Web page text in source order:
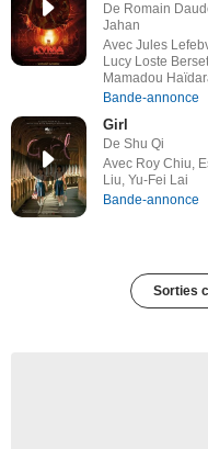
De Romain
Jahan
Avec Jules
Lucy Loste
Mamadou
Bande-annonce
Girl
De Shu Qi
Avec Roy Chiu,
Liu, Yu-Fei Lai
Bande-annonce
Sorties